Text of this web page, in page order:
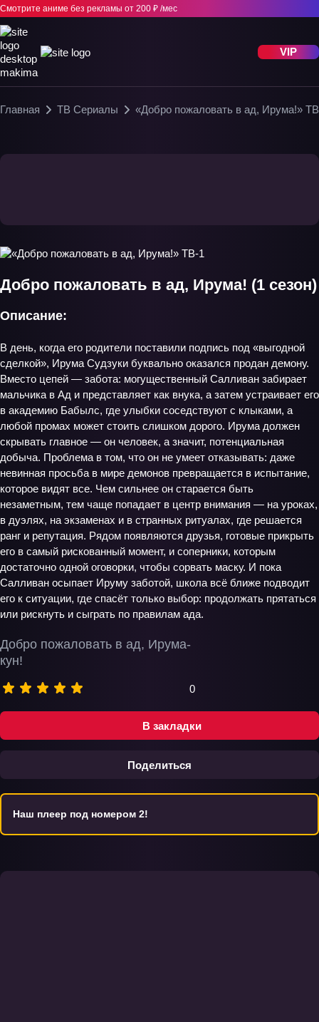
Смотрите аниме без рекламы от 200 ₽ /мес
VIP
Главная ТВ Сериалы «Добро пожаловать в ад, Ирума!»
В закладки
Поделиться
Добро пожаловать в ад, Ирума! (1 сезон)
Добро пожаловать в ад, Ирума-
кун!
0
Описание:
В день, когда его родители поставили подпись под «выгодной
сделкой», Ирума Судзуки буквально оказался продан демону.
Вместо цепей — забота: могущественный Салливан забирает
мальчика в Ад и представляет как внука, а затем устраивает его
в академию Бабылс, где улыбки соседствуют с клыками, а
любой промах может стоить слишком дорого. Ирума должен
скрывать главное — он человек, а значит, потенциальная
добыча. Проблема в том, что он не умеет отказывать: даже
невинная просьба в мире демонов превращается в испытание,
которое видят все. Чем сильнее он старается быть
незаметным, тем чаще попадает в центр внимания — на уроках,
в дуэлях, на экзаменах и в странных ритуалах, где решается
ранг и репутация. Рядом появляются друзья, готовые прикрыть
его в самый рискованный момент, и соперники, которым
достаточно одной оговорки, чтобы сорвать маску. И пока
Салливан осыпает Ируму заботой, школа всё ближе подводит
его к ситуации, где спасёт только выбор: продолжать прятаться
или рискнуть и сыграть по правилам ада.
Наш плеер под номером 2!